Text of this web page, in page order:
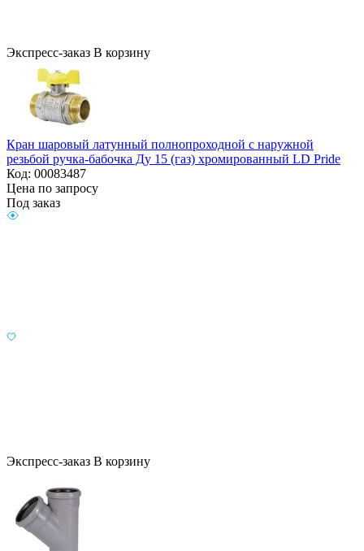
Экспресс-заказ В корзину
Кран шаровый латунный полнопроходной с наружной
резьбой ручка-бабочка Ду 15 (газ) хромированный LD Pride
Код: 00083487
Цена по запросу
Под заказ
Экспресс-заказ В корзину